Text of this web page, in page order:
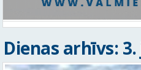
Dienas arhīvs: